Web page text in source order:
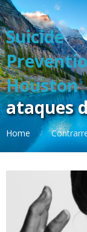
Suicide
Houston
ataques
Home